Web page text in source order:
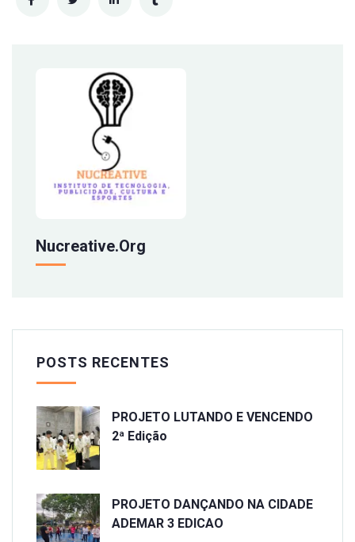
Nucreative.org
POSTS RECENTES
PROJETO LUTANDO E VENCENDO
2ª Edição
PROJETO DANÇANDO NA CIDADE
ADEMAR 3 EDICAO